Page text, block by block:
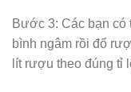
Bước 3: Các bạn có
bình ngâm rồi đổ
lít rượu theo đúng tỉ